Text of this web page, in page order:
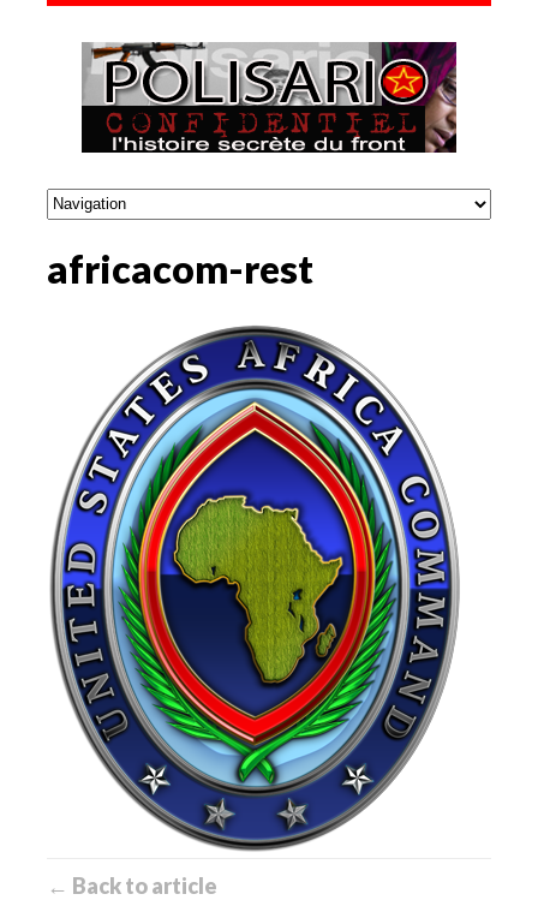
africacom-rest
← Back to article